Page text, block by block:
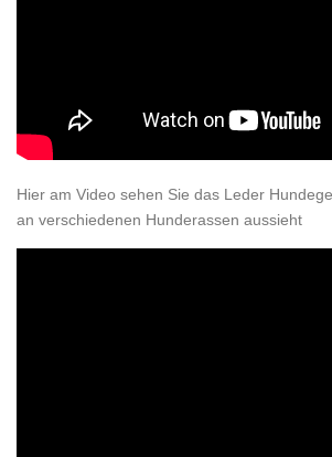
Hier am Video sehen Sie das Leder
an verschiedenen Hunderassen aussieht